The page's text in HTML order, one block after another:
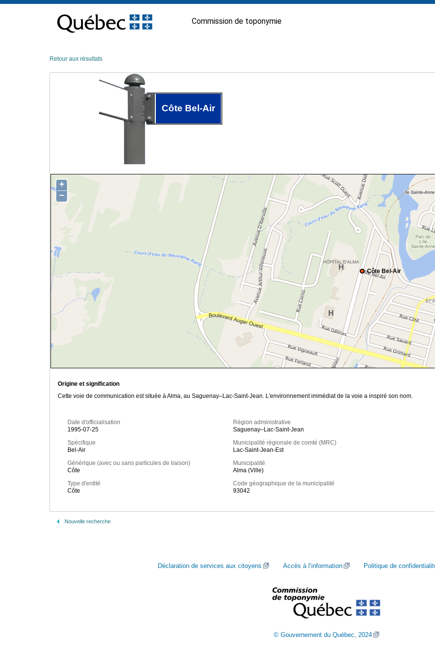
contenu
Commission de toponymie
Retour aux résultats
Côte Bel-Air
Côte Bel-Air
+
−
Origine et signification
Cette voie de communication est située à Alma, au Saguenay–Lac-Saint-Jean. L'environnement immédiat de la voie a inspiré son nom.
Date d'officialisation
1995-07-25
Spécifique
Bel-Air
Générique (avec ou sans particules de liaison)
Côte
Type d'entité
Côte
Région administrative
Saguenay–Lac-Saint-Jean
Municipalité régionale de comté (MRC)
Lac-Saint-Jean-Est
Municipalité
Alma (Ville)
Code géographique de la municipalité
93042
Nouvelle recherche
Déclaration de services aux citoyens Accès à l’information Politique de
© Gouvernement du Québec, 2024